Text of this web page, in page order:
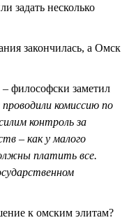
задать несколько
закончилась, а Омск
– философски заметил
комиссию по
контроль за
– как у малого
платить все.
к омским элитам?